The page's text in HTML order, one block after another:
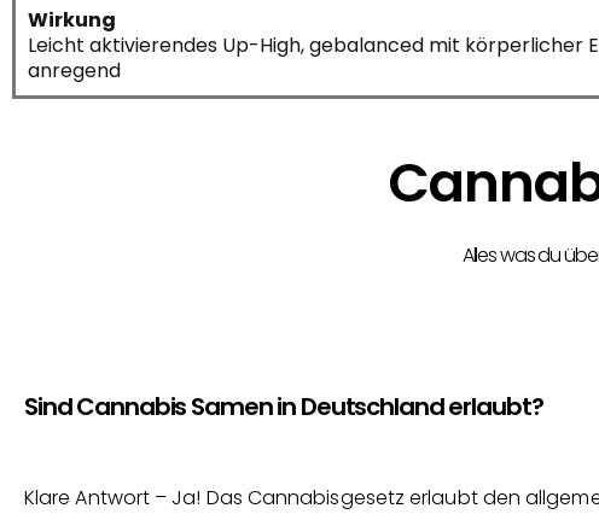
Wirkung
Leicht aktivierendes Up-High, gebalanced mit körperlicher
anregend
Alles was du
Sind Cannabis Samen in Deutschland erlaubt?
Klare Antwort – Ja! Das Cannabisgesetz erlaubt den